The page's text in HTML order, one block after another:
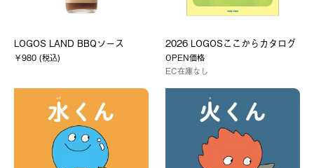
LOGOS LAND BBQソース
￥980 (税込)
2026 LOGOSここからカタログ
OPEN価格
EC在庫なし